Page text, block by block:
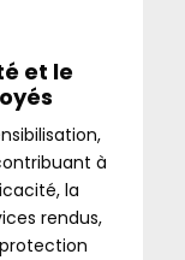
et le
à
la
rendus,